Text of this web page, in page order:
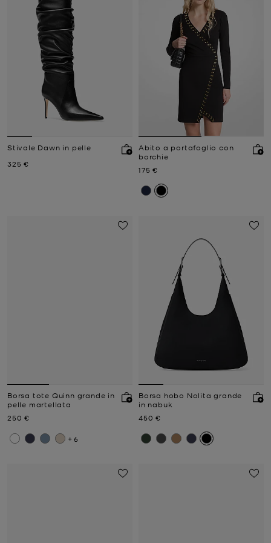
Stivale Dawn in pelle
Prezzo attuale
325 €
Abito a portafoglio con
borchie
Prezzo attuale
175 €
Borsa tote Quinn grande in
pelle martellata
Prezzo attuale
250 €
+6
Borsa hobo Nolita grande
in nabuk
Prezzo attuale
450 €